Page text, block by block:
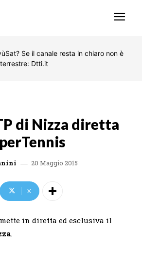
di Nizza diretta
20 Maggio 2015
X
in diretta ed esclusiva il
.